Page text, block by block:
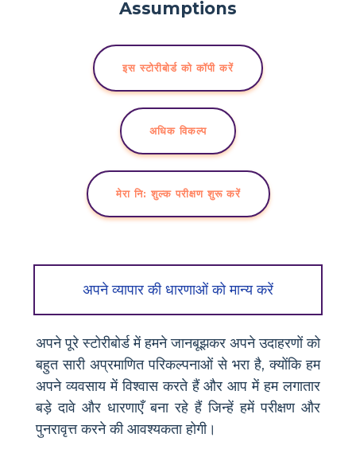
इस स्टोरीबोर्ड को कॉपी करें
अधिक विकल्प
मेरा नि: शुल्क परीक्षण शुरू करें
अपने व्यापार की धारणाओं को मान्य करें
अपने पूरे स्टोरीबोर्ड में हमने जानबूझकर अपने उदाहरणों को
बहुत सारी अप्रमाणित परिकल्पनाओं से भरा है, क्योंकि हम
अपने व्यवसाय में विश्वास करते हैं और आप में हम लगातार
बड़े दावे और धारणाएँ बना रहे हैं जिन्हें हमें परीक्षण और
पुनरावृत्त करने की आवश्यकता होगी।